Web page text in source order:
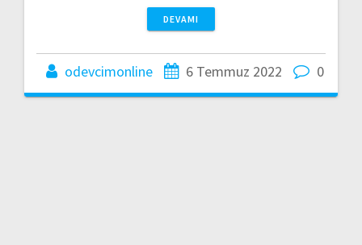
DEVAMI
odevcimonline 6 Temmuz 2022 0